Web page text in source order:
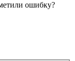
ошибку?